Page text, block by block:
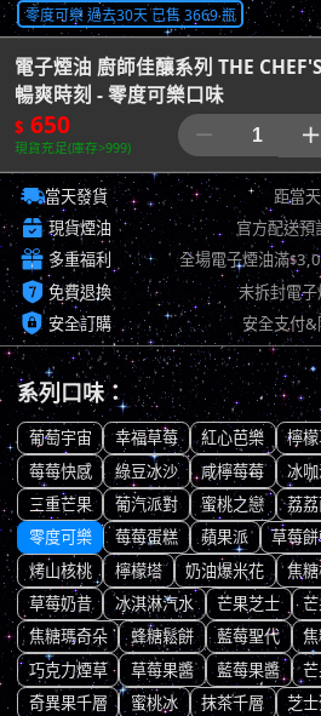
零度可樂 過去30天 已售 3669 瓶
電子煙油 廚師佳釀系列 THE
暢爽時刻 - 零度可樂口味
$ 650
現貨充足(庫存>999)
 
當天發貨 距當
 現貨煙油 官方配送
 多重福利 全場電子煙油滿$
 免費退換 未拆封電
 安全訂購 安全支付
系列口味：
葡萄宇宙 幸福草莓 紅心芭樂 檸
莓莓快感
綠豆冰沙 咸檸莓莓 冰
三重芒果
葡汽派對 蜜桃之戀 荔
零度可樂
莓莓蛋糕 蘋果派 草莓
烤山核桃
檸檬塔 奶油爆米花 焦
草莓奶昔
冰淇淋汽水 芒果芝士
焦糖瑪奇朵
蜂糖鬆餅 藍莓聖代
巧克力煙草
草莓果醬 藍莓果醬
奇異果千層
蜜桃冰 抹茶千層 芝